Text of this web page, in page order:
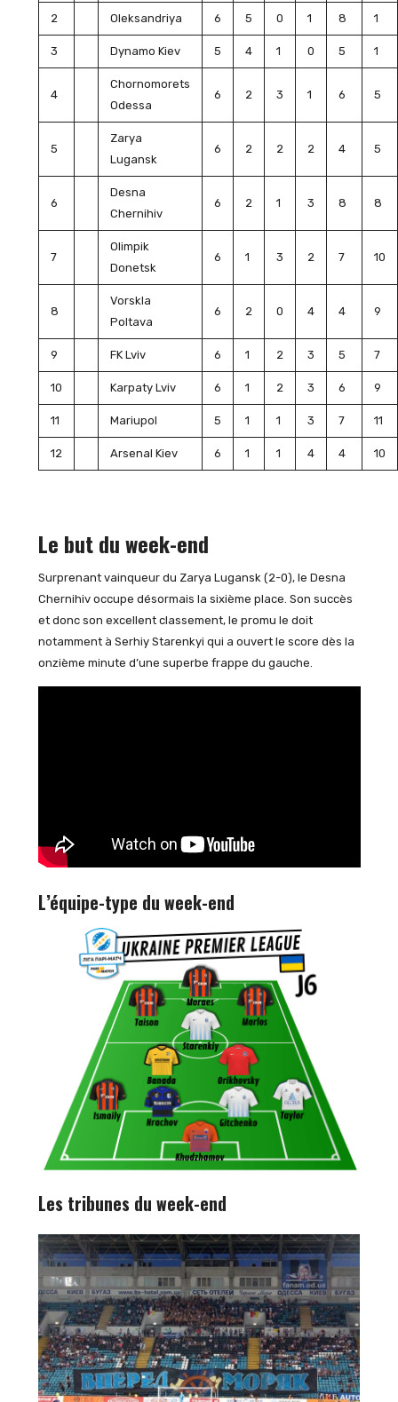
2 Oleksandriya 6 5 0 1 8 1
3 Dynamo Kiev 5 4 1 0 5 1
4
Chornomorets
Odessa
6 2 3 1 6 5
5
Zarya
Lugansk
6 2 2 2 4 5
6
Desna
Chernihiv
6 2 1 3 8 8
7
Olimpik
Donetsk
6 1 3 2 7 10
8
Vorskla
Poltava
6 2 0 4 4 9
9 FK Lviv 6 1 2 3 5 7
10 Karpaty Lviv 6 1 2 3 6 9
11 Mariupol 5 1 1 3 7 11
12 Arsenal Kiev 6 1 1 4 4 10
Le but du week-end
Surprenant vainqueur du Zarya Lugansk (2-0), le Desna
Chernihiv occupe désormais la sixième place. Son succès
et donc son excellent classement, le promu le doit
notamment à Serhiy Starenkyi qui a ouvert le score dès la
onzième minute d’une superbe frappe du gauche.
L’équipe-type du week-end
Les tribunes du week-end